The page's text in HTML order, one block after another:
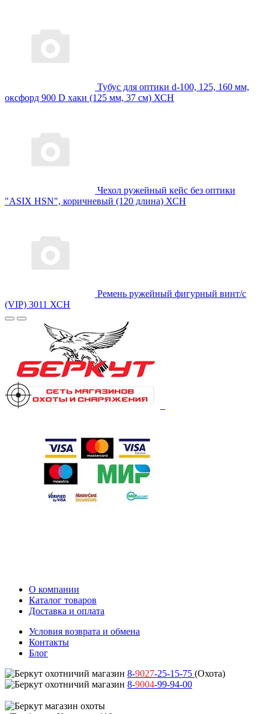
Тубус для оптики d-100, 125, 160 мм,
оксфорд 900 D хаки (125 мм, 37 см) ХСН
Чехол ружейный кейс без оптики
"ASIX HSN", коричневый (120 длина) ХСН
Ремень ружейный фигурный винт/с
(VIP) 3011 ХСН
О компании
Каталог товаров
Доставка и оплата
Условия возврата и обмена
Контакты
Блог
8-9027-25-15-75 (Охота)
8-9004-99-94-00